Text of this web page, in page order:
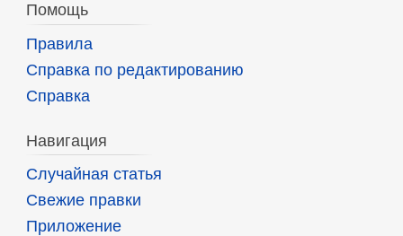
Помощь
Правила
Справка по редактированию
Справка
Навигация
Случайная статья
Свежие правки
Приложение